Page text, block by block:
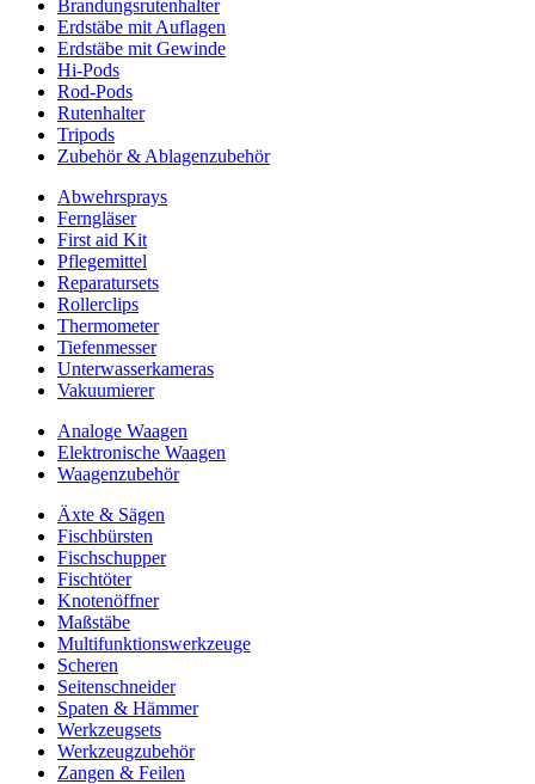
Brandungsrutenhalter
Erdstäbe mit Auflagen
Erdstäbe mit Gewinde
Hi-Pods
Rod-Pods
Rutenhalter
Tripods
Zubehör & Ablagenzubehör
Abwehrsprays
Ferngläser
First aid Kit
Pflegemittel
Reparatursets
Rollerclips
Thermometer
Tiefenmesser
Unterwasserkameras
Vakuumierer
Analoge Waagen
Elektronische Waagen
Waagenzubehör
Äxte & Sägen
Fischbürsten
Fischschupper
Fischtöter
Knotenöffner
Maßstäbe
Multifunktionswerkzeuge
Scheren
Seitenschneider
Spaten & Hämmer
Werkzeugsets
Werkzeugzubehör
Zangen & Feilen